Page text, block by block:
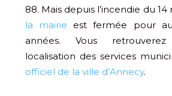
88. Mais depuis l’incendie du
la mairie est fermée pour
années. Vous
localisation des services
officiel de la ville d’Annecy.